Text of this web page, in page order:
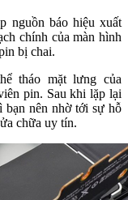
nguồn báo hiệu xuất
chính của màn hình
bị chai.
tháo mặt lưng của
pin. Sau khi lặp lại
bạn nên nhờ tới sự hỗ
chữa uy tín.